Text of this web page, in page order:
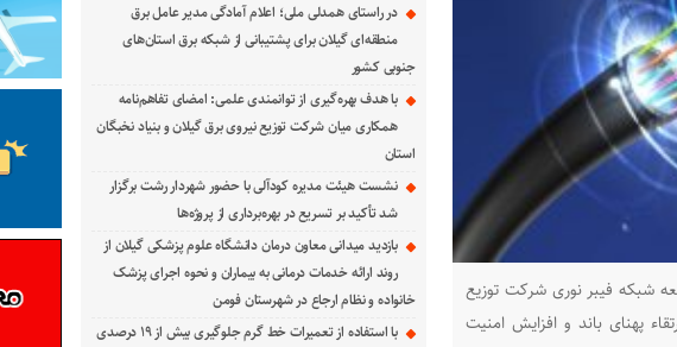
شبکه فیبر نوری شرکت توزیع
پهنای باند و افزایش امنیت
در راستای همدلی ملی؛ اعلام آمادگی مدیر عامل برق
منطقه‌ای گیلان برای پشتیبانی از شبكه برق استان‌های
جنوبی كشور
با هدف بهره‌گیری از توانمندی علمی: امضای تفاهم‌نامه
همكاری میان شركت توزیع نیروی برق گیلان و بنیاد نخبگان
استان
نشست هیئت مدیره کودآلی با حضور شهردار رشت برگزار
شد تأکید بر تسریع در بهره‌برداری از پروژه‌ها
بازدید میدانی معاون درمان دانشگاه علوم پزشکی گیلان از
روند ارائه خدمات درمانی به بیماران و نحوه اجرای پزشک
خانواده و نظام ارجاع در شهرستان فومن
با استفاده از تعمیرات خط گرم جلوگیری بیش از ۱۹ درصدی